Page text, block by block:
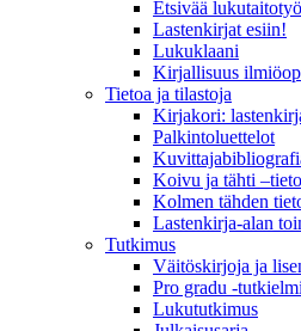
Etsivää
Lastenkirjat esiin!
Lukuklaani
Kirjallisuus
Tietoa ja tilastoja
Kirjakori:
Palkintoluettelot
Koivu ja tähti
Kolmen tähden
Lastenkirja-alan
Tutkimus
Väitöskirjoja ja
Pro gradu -
Lukututkimus